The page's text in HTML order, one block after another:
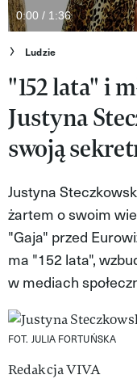
Kultura
Wideo
Nasze akcje
VIVA!ART
VIVA!MODA
VIVA!MAN
VIVA!PEOPLE POWER
VIVA!ITAKA
MAGAZYN VIVA!
0:00 / 1:36
Ludzie
"152 lata" i
Justyna
swoją
Justyna
żartem o swoim
"Gaja" przed
ma "152 lata",
w mediach
FOT. JULIA FORTUŃSKA
Redakcja VIVA